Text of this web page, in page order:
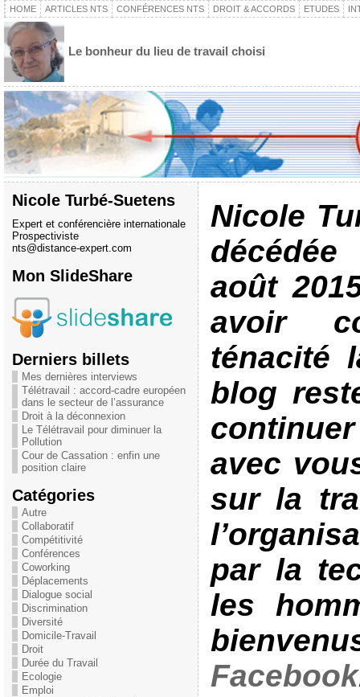
HOME ARTICLES NTS CONFÉRENCES NTS DROIT & ACCORDS ETUDES
Le bonheur du lieu de travail choisi
Nicole Turbé-Suetens
Expert et conférencière internationale
Prospectiviste
nts@distance-expert.com
Mon SlideShare
Derniers billets
Mes dernières interviews
Télétravail : accord-cadre européen
dans le secteur de l’assurance
Droit à la déconnexion
Le Télétravail pour diminuer la
Pollution
Cour de Cassation : enfin une
position claire
Catégories
Autre
Collaboratif
Compétitivité
Conférences
Coworking
Déplacements
Dialogue social
Discrimination
Diversité
Domicile-Travail
Droit
Durée du Travail
Ecologie
Emploi
Nicole
août
avoir
ténacité
blog
avec
sur la
par la
les
Facebook